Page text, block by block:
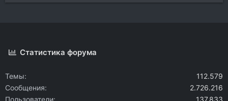
Статистика форума
Темы
112.579
Сообщения
2.726.216
Пользователи
137.833